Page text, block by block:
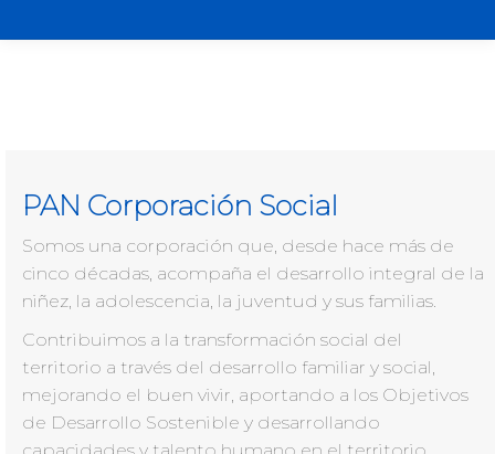
PAN Corporación Social
Somos una corporación que, desde hace más de
cinco décadas, acompaña el desarrollo integral de la
niñez, la adolescencia, la juventud y sus familias.
Contribuimos a la transformación social del
territorio a través del desarrollo familiar y social,
mejorando el buen vivir, aportando a los Objetivos
de Desarrollo Sostenible y desarrollando